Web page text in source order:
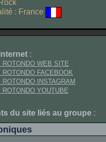
: France
:
ROTONDO WEB SITE
ROTONDO FACEBOOK
ROTONDO INSTAGRAM
ROTONDO YOUTUBE
du site liés au groupe :